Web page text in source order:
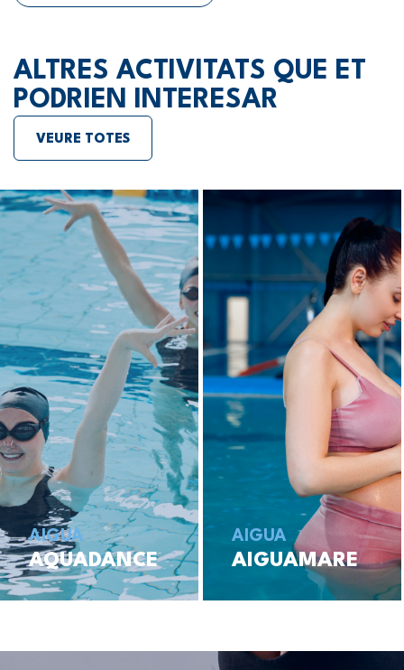
ALTRES ACTIVITATS QUE ET
PODRIEN INTERESAR
VEURE TOTES
AIGUA
AQUADANCE
AIGUA
AIGUAMARE